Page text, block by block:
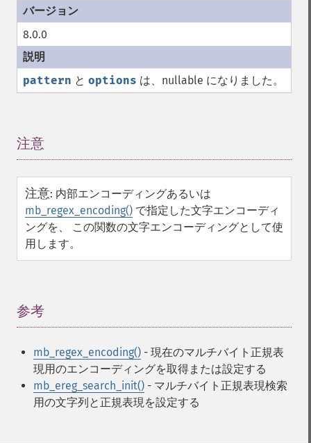
8.0.0
pattern と options は、nullable になりました。
注意
注意: 内部エンコーディングあるいは
mb_regex_encoding() で指定した文字エンコーディ
ングを、 この関数の文字エンコーディングとして使
用します。
参考
mb_regex_encoding() - 現在のマルチバイト正規表
現用のエンコーディングを取得または設定する
mb_ereg_search_init() - マルチバイト正規表現検索
用の文字列と正規表現を設定する